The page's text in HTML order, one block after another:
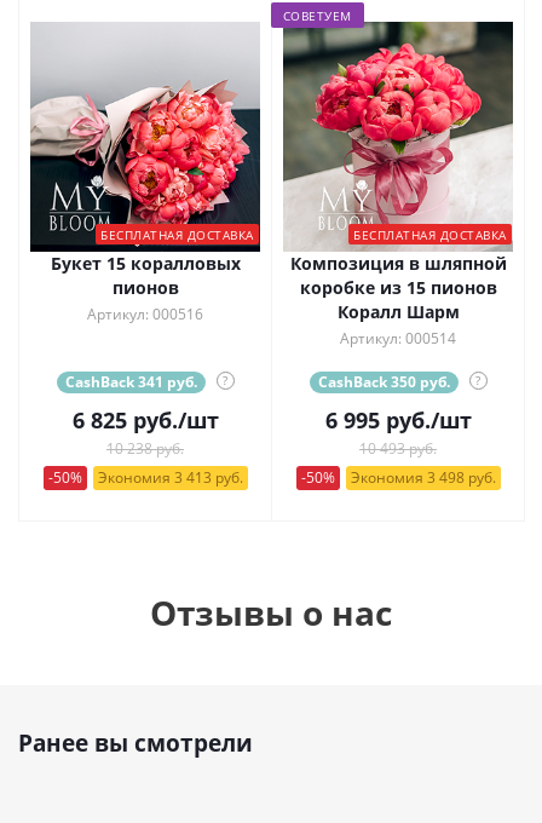
БЕСПЛАТНАЯ ДОСТАВКА
Букет 15 коралловых
пионов
Артикул: 000516
CashBack 341 руб. ?
6 825руб./шт
10 238 руб.
-50%
Экономия 3 413 руб.
СОВЕТУЕМ
БЕСПЛАТНАЯ ДОСТАВКА
Композиция в шляпной
коробке из 15 пионов
Коралл Шарм
Артикул: 000514
CashBack 350 руб. ?
6 995руб./шт
10 493 руб.
-50%
Экономия 3 498 руб.
Отзывы о нас
Ранее вы смотрели